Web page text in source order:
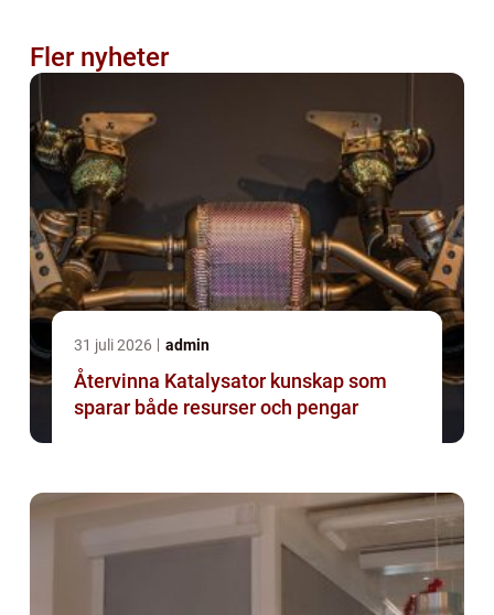
Fler nyheter
31 juli 2026 admin
Återvinna Katalysator kunskap som
sparar både resurser och pengar